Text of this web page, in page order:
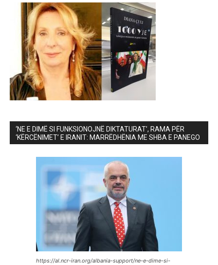
‘NE E DIMË SI FUNKSIONOJNË DIKTATURAT’, RAMA PËR
‘KËRCËNIMET’ E IRANIT: MARRËDHËNIA ME SHBA E PANEGO
https://al.ncr-iran.org/albania-support/ne-e-dime-si-